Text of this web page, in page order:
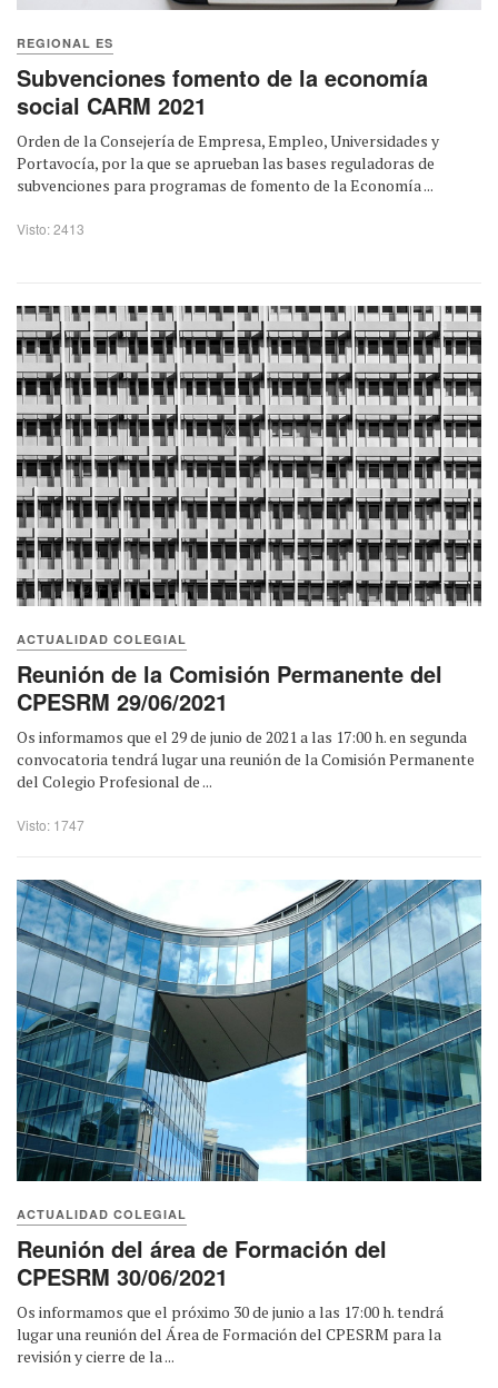
REGIONAL ES
Subvenciones fomento de la economía
social CARM 2021
Orden de la Consejería de Empresa, Empleo, Universidades y
Portavocía, por la que se aprueban las bases reguladoras de
subvenciones para programas de fomento de la Economía ...
Visto: 2413
ACTUALIDAD COLEGIAL
Reunión de la Comisión Permanente del
CPESRM 29/06/2021
Os informamos que el 29 de junio de 2021 a las 17:00 h. en segunda
convocatoria tendrá lugar una reunión de la Comisión Permanente
del Colegio Profesional de ...
Visto: 1747
ACTUALIDAD COLEGIAL
Reunión del área de Formación del
CPESRM 30/06/2021
Os informamos que el próximo 30 de junio a las 17:00 h. tendrá
lugar una reunión del Área de Formación del CPESRM para la
revisión y cierre de la ...